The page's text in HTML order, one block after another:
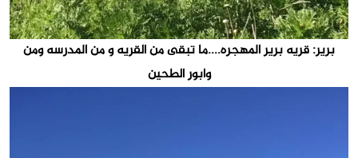
برير: قريه برير المهجره....ما تبقى من القريه و من المدرسه ومن
وابور الطحين